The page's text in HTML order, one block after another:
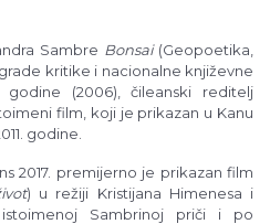
Sambre Bonsai (Geopoetika,
kritike i nacionalne književne
(2006), čileanski reditelj
film, koji je prikazan u Kanu
godine.
2017. premijerno je prikazan film
) u režiji Kristijana Himenesa i
Sambrinoj priči i po